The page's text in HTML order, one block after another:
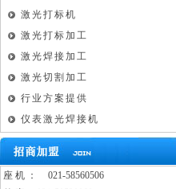
激光打标机
激光打标加工
激光焊接加工
激光切割加工
行业方案提供
仪表激光焊接机
座 机 ：
021-58560506